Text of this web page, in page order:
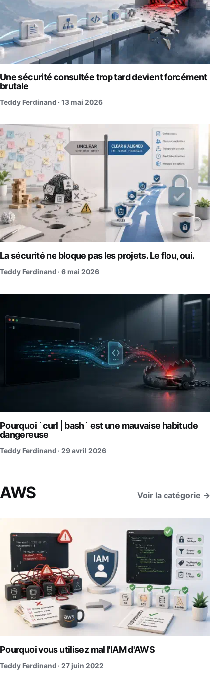
Une sécurité consultée trop tard devient forcément
brutale
Teddy Ferdinand · 13 mai 2026
La sécurité ne bloque pas les projets. Le flou, oui.
Teddy Ferdinand · 6 mai 2026
Pourquoi `curl | bash` est une mauvaise habitude
dangereuse
Teddy Ferdinand · 29 avril 2026
AWS Voir la catégorie →
Pourquoi vous utilisez mal l'IAM d'AWS
Teddy Ferdinand · 27 juin 2022